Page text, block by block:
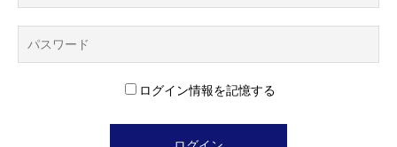
ログイン情報を記憶する